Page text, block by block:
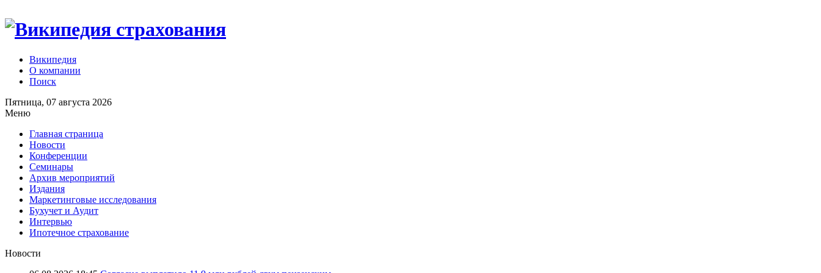
Википедия
О компании
Поиск
Пятница, 07 августа 2026
Меню
Главная страница
Новости
Конференции
Семинары
Архив мероприятий
Издания
Маркетинговые исследования
Бухучет и Аудит
Интервью
Ипотечное страхование
Новости